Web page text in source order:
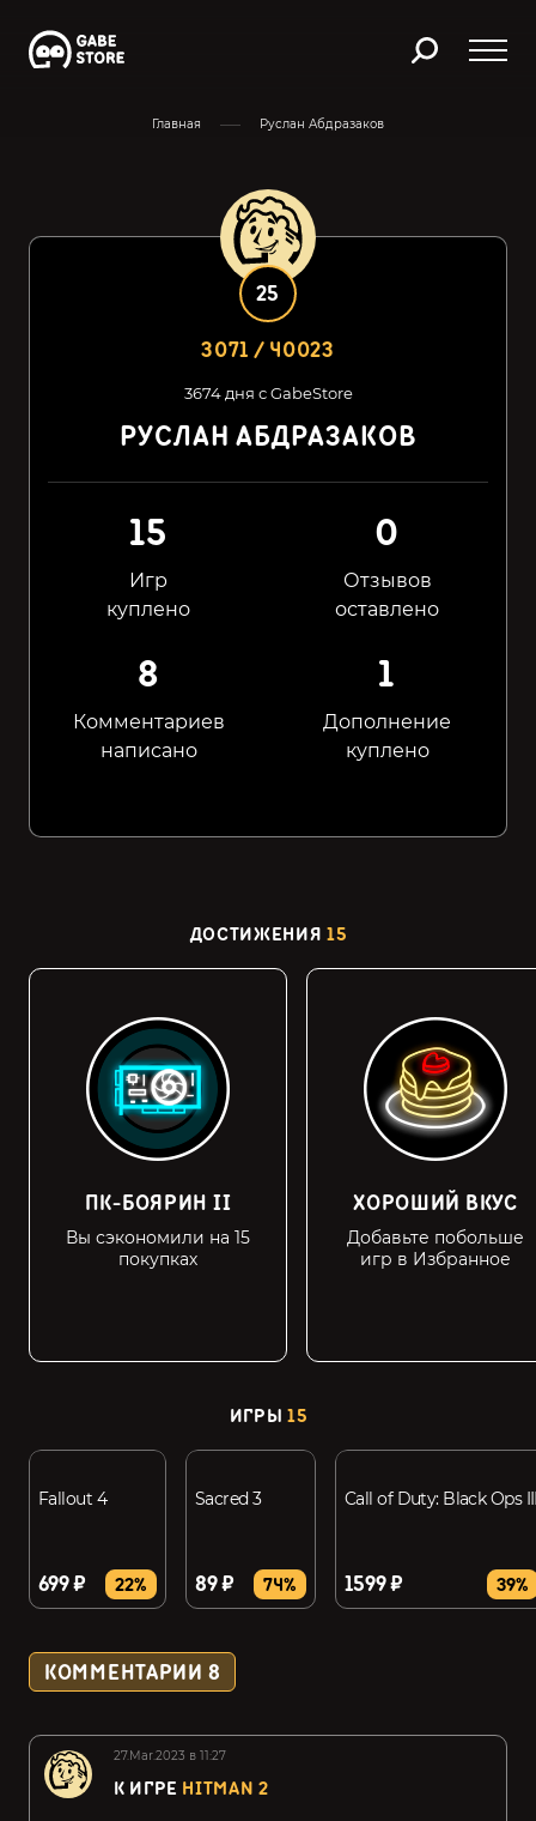
Главная Руслан Абдразаков
3071 / 40023
25
3674 дня с GabeStore
РУСЛАН АБДРАЗАКОВ
15
Игр
куплено
0
Отзывов
оставлено
8
Комментариев
написано
1
Дополнение
куплено
ДОСТИЖЕНИЯ 15
ПК-БОЯРИН II
Вы сэкономили на 15
покупках
ХОРОШИЙ ВКУС
Добавьте побольше
игр в Избранное
ИГРЫ 15
Fallout 4
699 ₽ 22%
Sacred 3
89 ₽ 74%
Call of Duty: Black Ops
1599 ₽ 39%
КОММЕНТАРИИ 8
27.Mar.2023 в 11:27
К ИГРЕ HITMAN 2